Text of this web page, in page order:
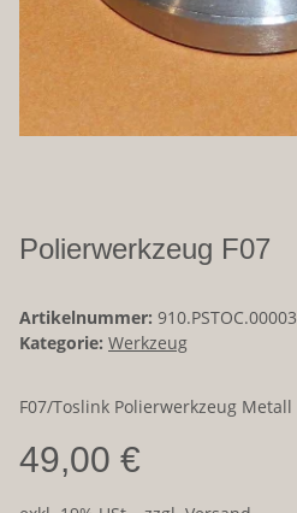
Polierwerkzeug F07
Artikelnummer: 910.PSTOC.00003
Kategorie: Werkzeug
F07/Toslink Polierwerkzeug Metall
49,00 €